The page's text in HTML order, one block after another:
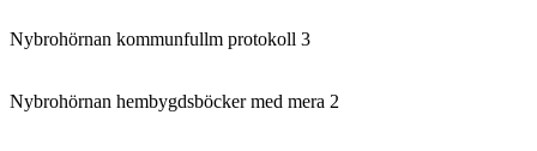
Nybrohörnan kommunfullm protokoll 3
Nybrohörnan hembygdsböcker med mera 2